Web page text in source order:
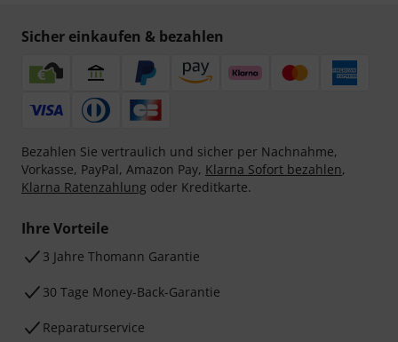
Sicher einkaufen & bezahlen
Bezahlen Sie vertraulich und sicher per Nachnahme,
Vorkasse, PayPal, Amazon Pay, Klarna Sofort bezahlen,
Klarna Ratenzahlung oder Kreditkarte.
Ihre Vorteile
3 Jahre Thomann Garantie
30 Tage Money-Back-Garantie
Reparaturservice